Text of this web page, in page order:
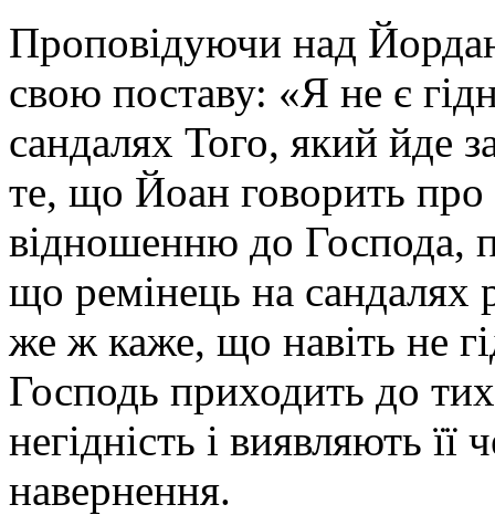
Проповідуючи над
свою поставу: «Я не є
сандалях Того, який йде
те, що Йоан говорить про
відношенню до Господа,
що ремінець на сандалях
же ж каже, що навіть не
Господь приходить до
негідність і виявляють
навернення.